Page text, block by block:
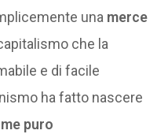
una merce
che la
e di facile
ha fatto nascere
puro